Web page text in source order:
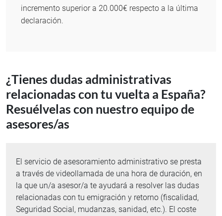
incremento superior a 20.000€ respecto a la última
declaración.
¿Tienes dudas administrativas
relacionadas con tu vuelta a España?
Resuélvelas con nuestro equipo de
asesores/as
El servicio de asesoramiento administrativo se presta
a través de videollamada de una hora de duración, en
la que un/a asesor/a te ayudará a resolver las dudas
relacionadas con tu emigración y retorno (fiscalidad,
Seguridad Social, mudanzas, sanidad, etc.). El coste